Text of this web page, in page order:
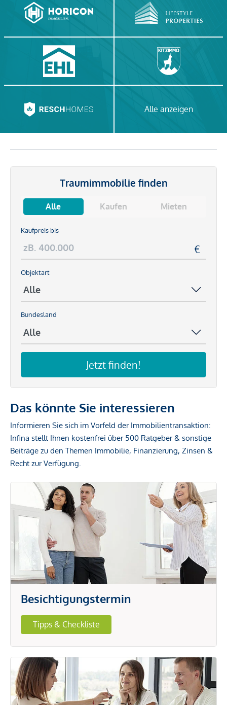
Alle anzeigen
Traumimmobilie finden
Alle Kaufen Mieten
Kaufpreis bis
Objektart
Bundesland
Jetzt finden!
Das könnte Sie interessieren
Informieren Sie sich im Vorfeld der Immobilientransaktion:
Infina stellt Ihnen kostenfrei über 500 Ratgeber & sonstige
Beiträge zu den Themen Immobilie, Finanzierung, Zinsen &
Recht zur Verfügung.
Besichtigungstermin
Tipps & Checkliste